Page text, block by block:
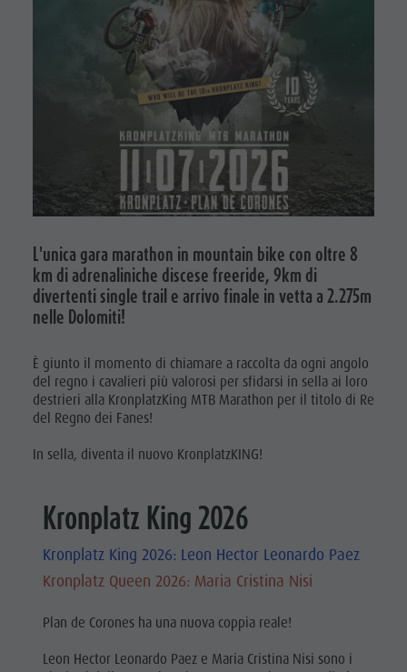
L'unica gara marathon in mountain bike con oltre 8
km di adrenaliniche discese freeride, 9km di
divertenti single trail e arrivo finale in vetta a 2.275m
nelle Dolomiti!
È giunto il momento di chiamare a raccolta da ogni angolo
del regno i cavalieri più valorosi per sfidarsi in sella ai loro
destrieri alla KronplatzKing MTB Marathon per il titolo di Re
del Regno dei Fanes!
In sella, diventa il nuovo KronplatzKING!
Kronplatz King 2026
Kronplatz King 2026: Leon Hector Leonardo Paez
Kronplatz Queen 2026: Maria Cristina Nisi
Plan de Corones ha una nuova coppia reale!
Leon Hector Leonardo Paez e Maria Cristina Nisi sono i